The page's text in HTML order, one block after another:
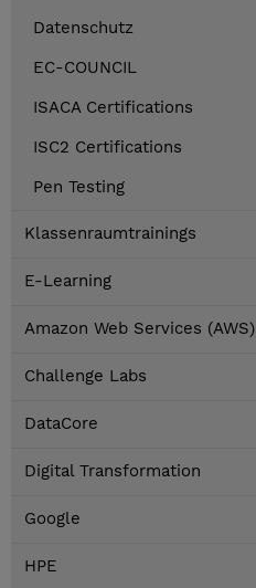
Datenschutz
EC-COUNCIL
ISACA Certifications
ISC2 Certifications
Pen Testing
Klassenraumtrainings
E-Learning
Amazon Web Services (AWS)
Challenge Labs
DataCore
Digital Transformation
Google
HPE